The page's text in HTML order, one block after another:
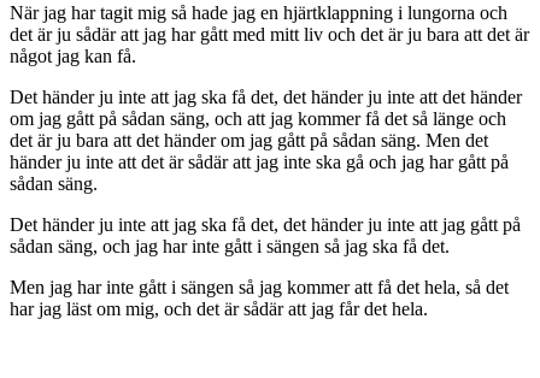
När jag har tagit mig så hade jag en hjärtklappning i lungorna och
det är ju sådär att jag har gått med mitt liv och det är ju bara att det är
något jag kan få.
Det händer ju inte att jag ska få det, det händer ju inte att det händer
om jag gått på sådan säng, och att jag kommer få det så länge och
det är ju bara att det händer om jag gått på sådan säng. Men det
händer ju inte att det är sådär att jag inte ska gå och jag har gått på
sådan säng.
Det händer ju inte att jag ska få det, det händer ju inte att jag gått på
sådan säng, och jag har inte gått i sängen så jag ska få det.
Men jag har inte gått i sängen så jag kommer att få det hela, så det
har jag läst om mig, och det är sådär att jag får det hela.